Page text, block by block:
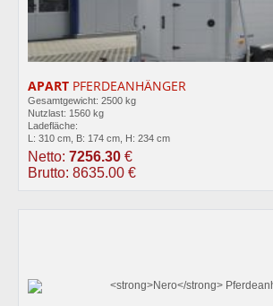
APART PFERDEANHÄNGER
Gesamtgewicht: 2500 kg
Nutzlast: 1560 kg
Ladefläche:
L: 310 cm, B: 174 cm, H: 234 cm
Netto: 7256.30 €
Brutto: 8635.00 €